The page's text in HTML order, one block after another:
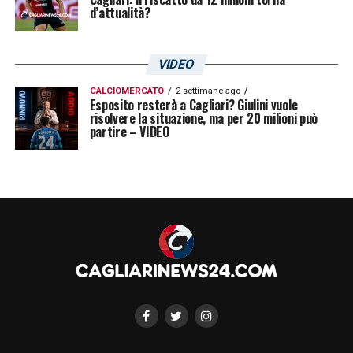
per ritrovare compattezza e rilanciare le
Ultimissime Cagliari LIVE: il report odierno
e le novità sullo stato di forma di Kilicsoy
d’attualità?
VIDEO
CALCIOMERCATO 2 settimane ago
Esposito resterà a Cagliari? Giulini vuole
risolvere la situazione, ma per 20 milioni può
partire – VIDEO